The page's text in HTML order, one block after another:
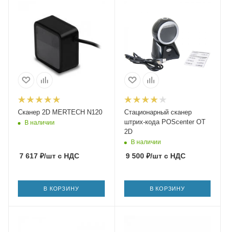
Сканер 2D MERTECH N120
В наличии
7 617 ₽/шт с НДС
В КОРЗИНУ
Стационарный сканер
штрих-кода POScenter OT
2D
В наличии
9 500₽/штс НДС
В КОРЗИНУ